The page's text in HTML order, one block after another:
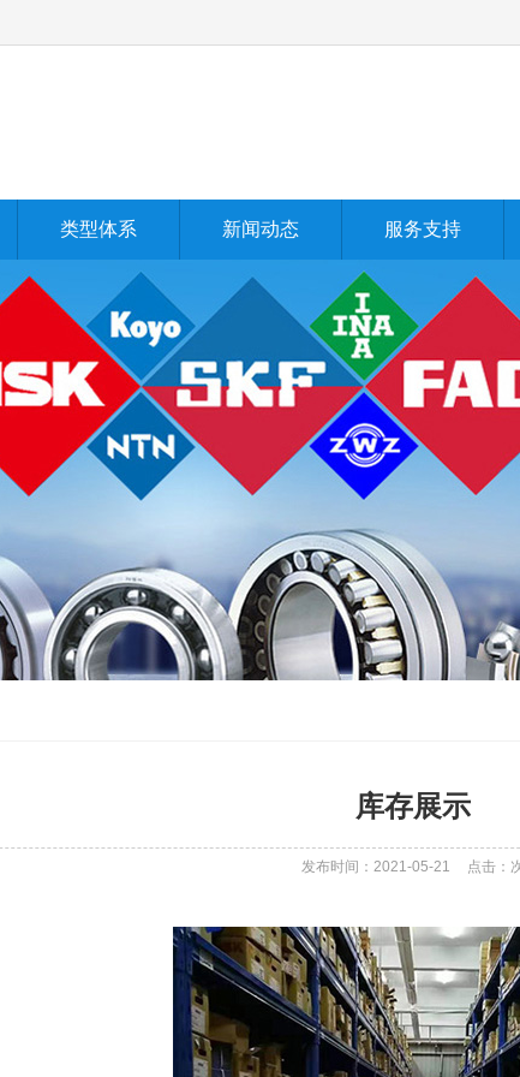
类型体系 新闻动态 服务支持
库存展示
发布时间：2021-05-21 点击：